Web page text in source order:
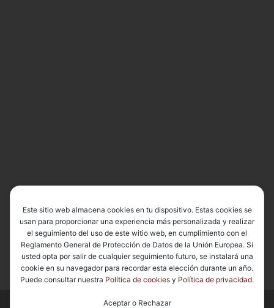
Este sitio web almacena cookies en tu dispositivo. Estas cookies se
usan para proporcionar una experiencia más personalizada y realizar
el seguimiento del uso de este witio web, en cumplimiento con el
Reglamento General de Protección de Datos de la Unión Europea. Si
usted opta por salir de cualquier seguimiento futuro, se instalará una
cookie en su navegador para recordar esta elección durante un año.
Puede consultar nuestra Política de cookies y Política de privacidad.
Aceptar o Rechazar